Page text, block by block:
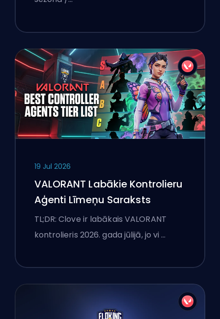
19 Jul 2026
VALORANT Labākie Kontrolieru
Aģenti Līmeņu Saraksts
TL;DR: Clove ir labākais VALORANT
kontrolieris 2026. gada jūlijā, jo vi …